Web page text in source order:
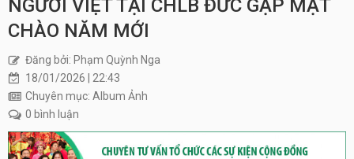
NGƯỜI VIỆT TẠI CHLB ĐỨC GẶP MẶT
CHÀO NĂM MỚI
Đăng bởi: Phạm Quỳnh Nga
18/01/2026 | 22:43
Chuyên mục: Album Ảnh
0 bình luận
tất